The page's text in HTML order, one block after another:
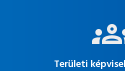
Területi